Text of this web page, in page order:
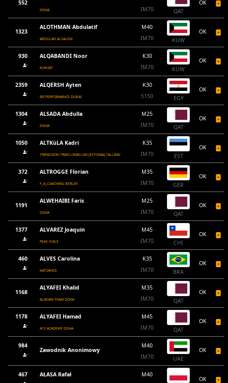
552
DOHA
IM70
QAT
OK
1323
ALOTHMAN Abdulatif
ABDULAH ALSALEM
M40
IM70
KUW
OK
930 ALQABANDI Noor
KUWAIT
K30
IM70
KUW
OK
2359 ALQERSH Ayten
BR PERFORMANCE DUBAI
K30
5150
EGY
OK
1304 ALSADA Abdulla
DOHA
M25
IM70
QAT
OK
1050 ALTKüLA Kadri
TRIPASSION TRIATLONIKLUBI (ESTONIA) TALLINN
K35
IM70
EST
OK
372 ALTROGGE Florian
F_A_COACHING BERLIN
M35
IM70
GER
OK
1191
ALWEHAIBI Faris
DOHA
M25
IM70
QAT
OK
1377 ALVAREZ Joaquin
PEAC CHILE
M45
IM70
CHI
OK
460 ALVES Carolina
KATOWICE
K35
IM70
BRA
OK
1168
ALYAFEI Khalid
ALADAM TEAM DOHA
M35
IM70
QAT
OK
1178 ALYAFEI Hamad
A13 ACADEMY DOHA
M45
IM70
QAT
OK
984
Zawodnik Anonimowy
M40
IM70
UAE
OK
467 AŁASA Rafał
M40
OK